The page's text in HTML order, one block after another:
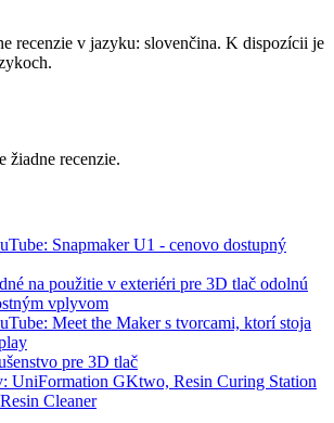
recenzie v jazyku: slovenčina. K dispozícii je
žiadne recenzie.
Snapmaker U1 - cenovo dostupný
na použitie v exteriéri pre 3D tlač odolnú
vplyvom
Meet the Maker s tvorcami, ktorí stoja
pre 3D tlač
UniFormation GKtwo, Resin Curing Station
Cleaner